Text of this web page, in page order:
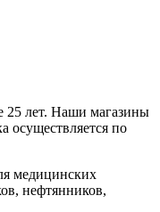
25 лет. Наши магазины
осуществляется по
медицинских
нефтянников,